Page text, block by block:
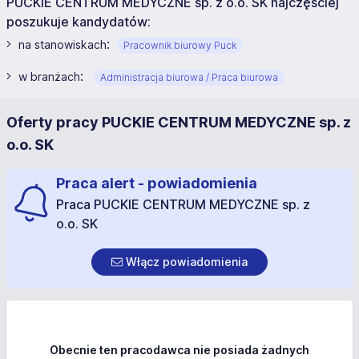
poszukuje kandydatów:
na stanowiskach: Pracownik biurowy Puck
w branżach: Administracja biurowa / Praca biurowa
Oferty pracy PUCKIE CENTRUM MEDYCZNE sp. z
o.o. SK
Praca alert - powiadomienia
Praca PUCKIE CENTRUM MEDYCZNE sp. z
o.o. SK
Włącz powiadomienia
Obecnie ten pracodawca nie posiada żadnych